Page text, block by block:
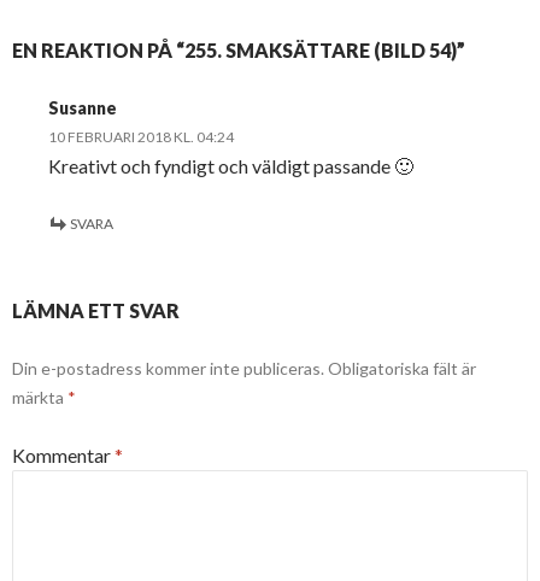
EN REAKTION PÅ “255. SMAKSÄTTARE (BILD 54)”
Susanne
10 FEBRUARI 2018 KL. 04:24
Kreativt och fyndigt och väldigt passande 🙂
SVARA
LÄMNA ETT SVAR
Din e-postadress kommer inte publiceras. Obligatoriska fält är
märkta *
Kommentar*